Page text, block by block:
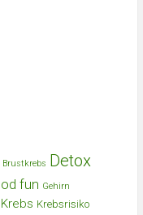
Brustkrebs Detox
fun Gehirn
Krebs Krebsrisiko